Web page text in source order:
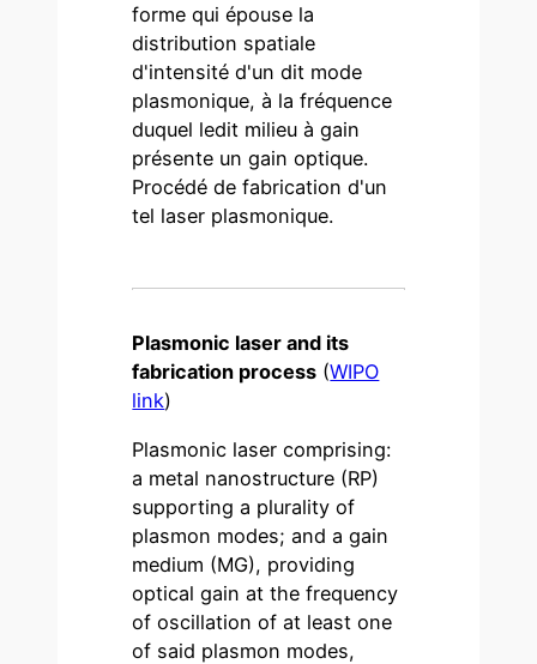
forme qui épouse la
distribution spatiale
d'intensité d'un dit mode
plasmonique, à la fréquence
duquel ledit milieu à gain
présente un gain optique.
Procédé de fabrication d'un
tel laser plasmonique.
Plasmonic laser and its
fabrication process (WIPO
link)
Plasmonic laser comprising:
a metal nanostructure (RP)
supporting a plurality of
plasmon modes; and a gain
medium (MG), providing
optical gain at the frequency
of oscillation of at least one
of said plasmon modes,